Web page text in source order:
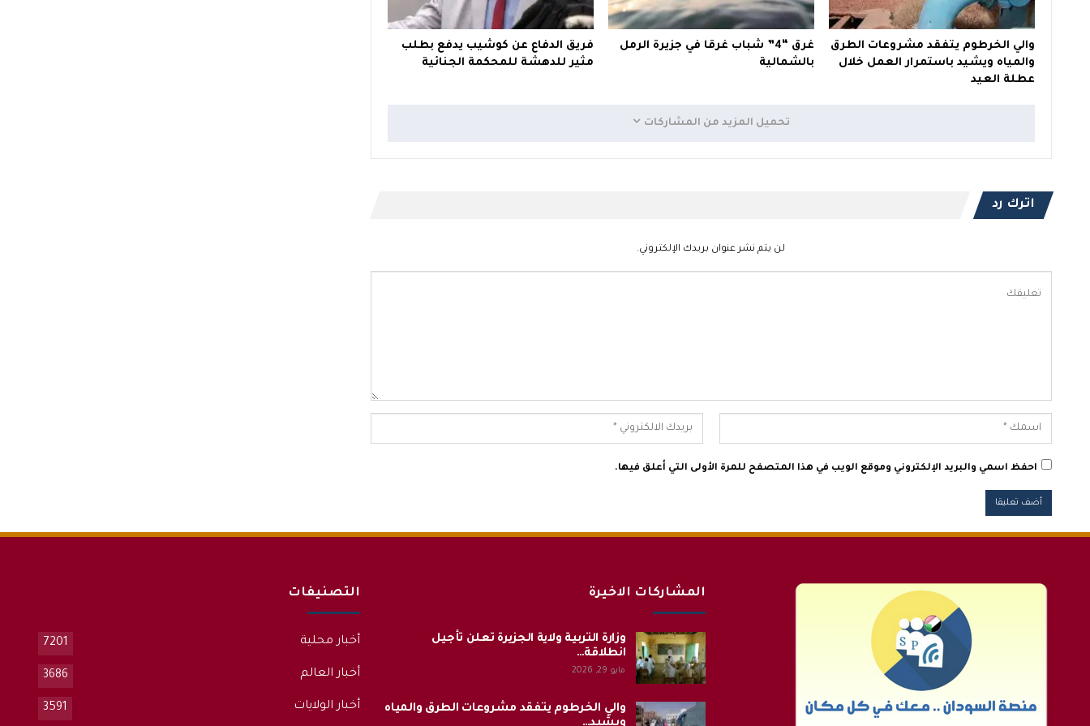
والي الخرطوم يتفقد مشروعات الطرق
والمياه ويشيد باستمرار العمل خلال
عطلة العيد
غرق “4” شباب غرقا في جزيرة الرمل
بالشمالية
فريق الدفاع عن كوشيب يدفع بطلب
مثير للدهشة للمحكمة الجنائية
تحميل المزيد من المشاركات
اترك رد
لن يتم نشر عنوان بريدك الإلكتروني.
احفظ اسمي والبريد الإلكتروني وموقع الويب في هذا المتصفح للمرة الأولى التي أعلق فيها.
المشاركات الاخيرة
وزارة التربية ولاية الجزيرة تعلن تأجيل
انطلاقة…
مايو 29, 2026
والي الخرطوم يتفقد مشروعات الطرق والمياه
ويشيد…
التصنيفات
أخبار محلية 7201
أخبار العالم 3686
أخبار الولايات 3591